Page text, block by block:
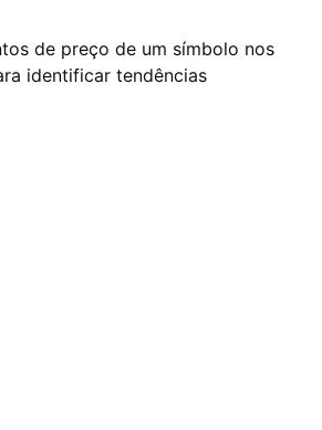
de preço de um símbolo nos
identificar tendências